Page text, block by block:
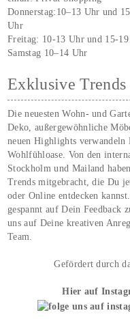
Donnerstag:10–13 Uhr und
Uhr
Freitag: 10-13 Uhr und 15-
Samstag 10–14 Uhr
Exklusive
Die neuesten Wohn- und
Deko, außergewöhnliche
neuen Highlights verwandeln
Wohlfühloase. Von den
Stockholm und Mailand
Trends mitgebracht, die Du
oder Online entdecken kannst.
gespannt auf Dein Feedback
uns auf Deine kreativen
Team.
Gefördert durch
Hier auf